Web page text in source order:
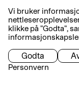
Vi bruker
klikke på "Godta",
Godta
Personvern